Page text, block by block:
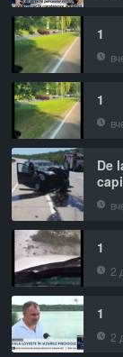
1
1
De
1
2
1
2